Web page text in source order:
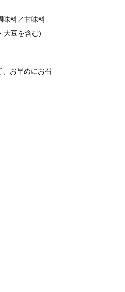
味料／甘味料
大豆を含む)
お早めにお召